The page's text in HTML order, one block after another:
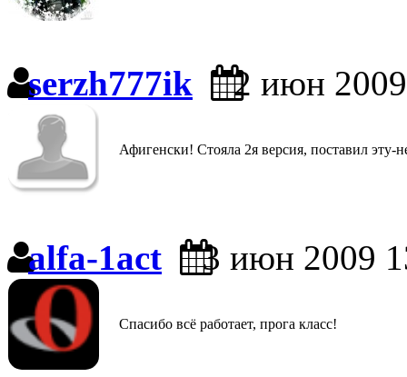
serzh777ik 2 июн
Афигенски! Стояла 2я версия, поставил эту-
alfa-1act 3 июн 2009
Спасибо всё работает, прога класс!